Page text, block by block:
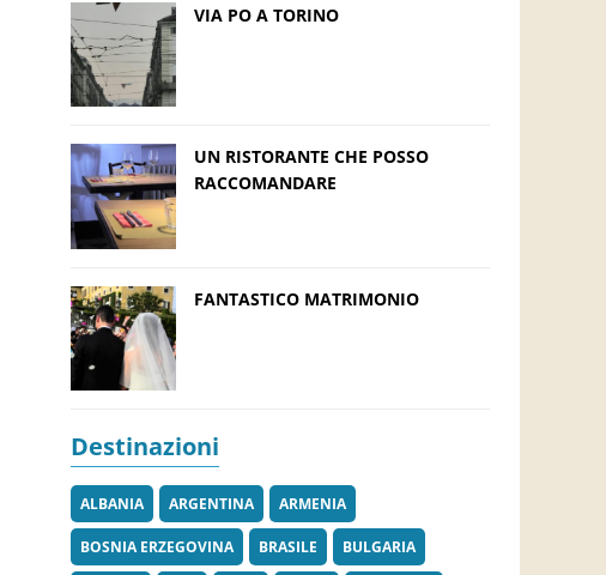
VIA PO A TORINO
UN RISTORANTE CHE POSSO
RACCOMANDARE
FANTASTICO MATRIMONIO
Destinazioni
ALBANIA ARGENTINA ARMENIA
BOSNIA ERZEGOVINA BRASILE BULGARIA